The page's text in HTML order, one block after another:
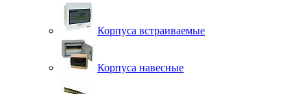
Корпуса встраиваемые
Корпуса навесные